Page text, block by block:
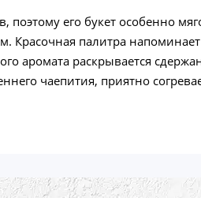
его букет особенно
палитра
аромата раскрывается
чаепития, приятно